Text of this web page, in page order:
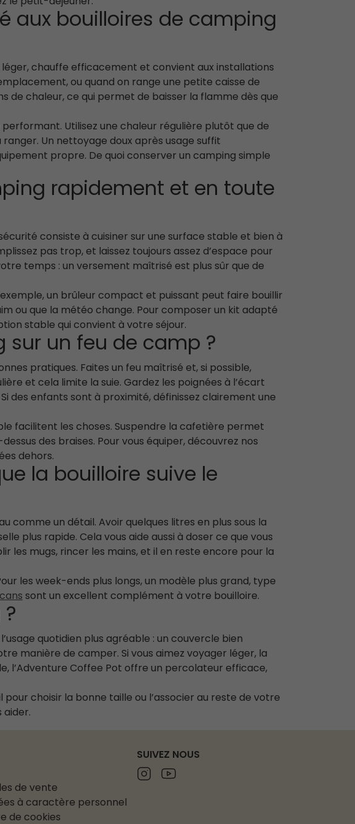
aux bouilloires de camping
chauffe efficacement et convient aux installations
ou quand on range une petite caisse de
de chaleur, ce qui permet de baisser la flamme dès que
Utilisez une chaleur régulière plutôt que de
Un nettoyage doux après usage suffit
propre. De quoi conserver un camping simple
rapidement et en toute
consiste à cuisiner sur une surface stable et bien à
pas trop, et laissez toujours assez d’espace pour
temps : un versement maîtrisé est plus sûr que de
un brûleur compact et puissant peut faire bouillir
ou que la météo change. Pour composer un kit adapté
stable qui convient à votre séjour.
un feu de camp ?
pratiques. Faites un feu maîtrisé et, si possible,
et cela limite la suie. Gardez les poignées à l’écart
des enfants sont à proximité, définissez clairement une
facilitent les choses. Suspendre la cafetière permet
des braises. Pour vous équiper, découvrez nos
dehors.
la bouilloire suive le
comme un détail. Avoir quelques litres en plus sous la
plus rapide. Cela vous aide aussi à doser ce que vous
les mugs, rincer les mains, et il en reste encore pour la
les week-ends plus longs, un modèle plus grand, type
sont un excellent complément à votre bouilloire.
quotidien plus agréable : un couvercle bien
manière de camper. Si vous aimez voyager léger, la
l’Adventure Coffee Pot offre un percolateur efficace,
choisir la bonne taille ou l’associer au reste de votre
de vente
à caractère personnel
de cookies
SUIVEZ NOUS
Instagram
Youtube